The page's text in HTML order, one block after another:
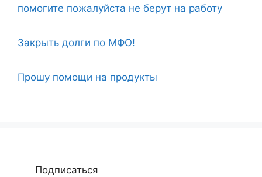
помогите пожалуйста не берут на работу
Закрыть долги по МФО!
Прошу помощи на продукты
Подписаться